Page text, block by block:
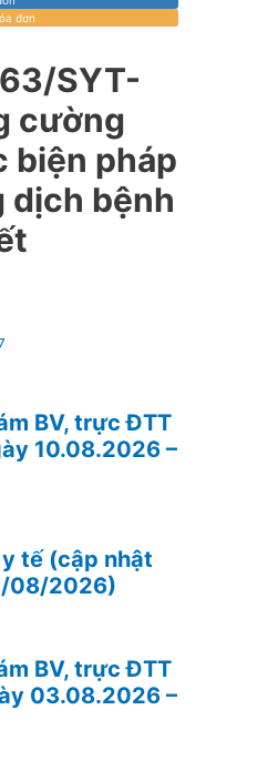
đơn
SYT-
cường
biện pháp
dịch bệnh
BV, trực ĐTT
10.08.2026 –
tế (cập nhật
08/2026)
BV, trực ĐTT
03.08.2026 –